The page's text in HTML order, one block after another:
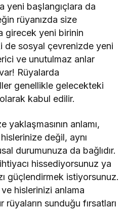
yeni başlangıçlara da
rüyanızda size
girecek yeni birinin
de sosyal çevrenizde yeni
ve unutulmaz anlar
Rüyalarda
genellikle gelecekteki
kabul edilir.
yaklaşmasının anlamı,
değil, aynı
durumunuza da bağlıdır.
hissediyorsunuz ya
güçlendirmek istiyorsunuz.
hislerinizi anlama
sunduğu fırsatları